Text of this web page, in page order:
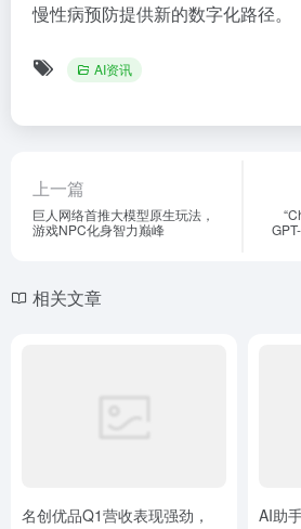
慢性病预防提供新的数字化路径。
AI资讯
上一篇
巨人网络首推大模型原生玩法，
游戏NPC化身智力巅峰
相关文章
名创优品Q1营收表现强劲，
AI助